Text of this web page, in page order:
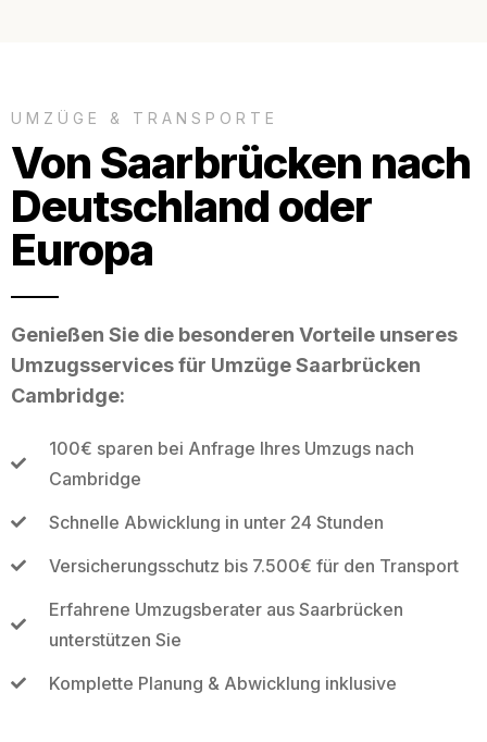
UMZÜGE & TRANSPORTE
Von Saarbrücken nach
Deutschland oder
Europa
Genießen Sie die besonderen Vorteile unseres
Umzugsservices für Umzüge Saarbrücken
Cambridge:
100€ sparen bei Anfrage Ihres Umzugs nach
Cambridge
Schnelle Abwicklung in unter 24 Stunden
Versicherungsschutz bis 7.500€ für den Transport
Erfahrene Umzugsberater aus Saarbrücken
unterstützen Sie
Komplette Planung & Abwicklung inklusive